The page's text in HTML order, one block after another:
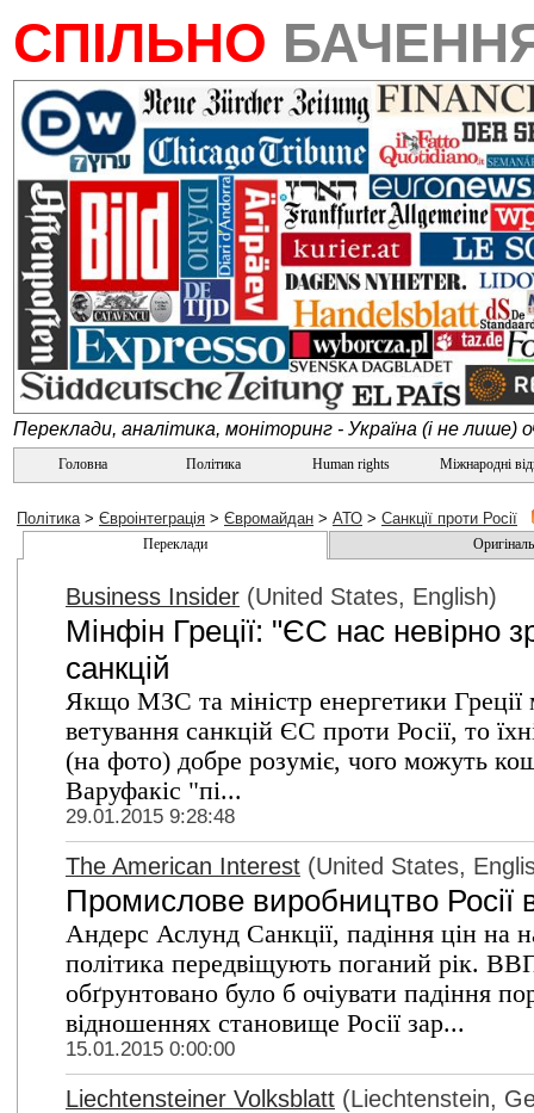
СПІЛЬНО
Переклади, аналітика, моніторинг - Україна (і не лише)
Головна Політика Human rights Міжнародні
Політика> Євроінтеграція > Євромайдан > АТО > Санкції проти Росії
Переклади
Business Insider (United States, English)
Мінфін Греції: "ЄС нас невірно
санкцій
Якщо МЗС та міністр енергетики Греції
ветування санкцій ЄС проти Росії, то
(на фото) добре розуміє, чого можуть
Варуфакіс "пі...
29.01.2015 9:28:48
The American Interest (United States,
Промислове виробництво Росії
Андерс Аслунд Санкції, падіння цін на
політика передвіщують поганий рік.
обґрунтовано було б очіувати падіння
відношеннях становище Росії зар...
15.01.2015 0:00:00
Liechtensteiner Volksblatt (Liechtenstein,